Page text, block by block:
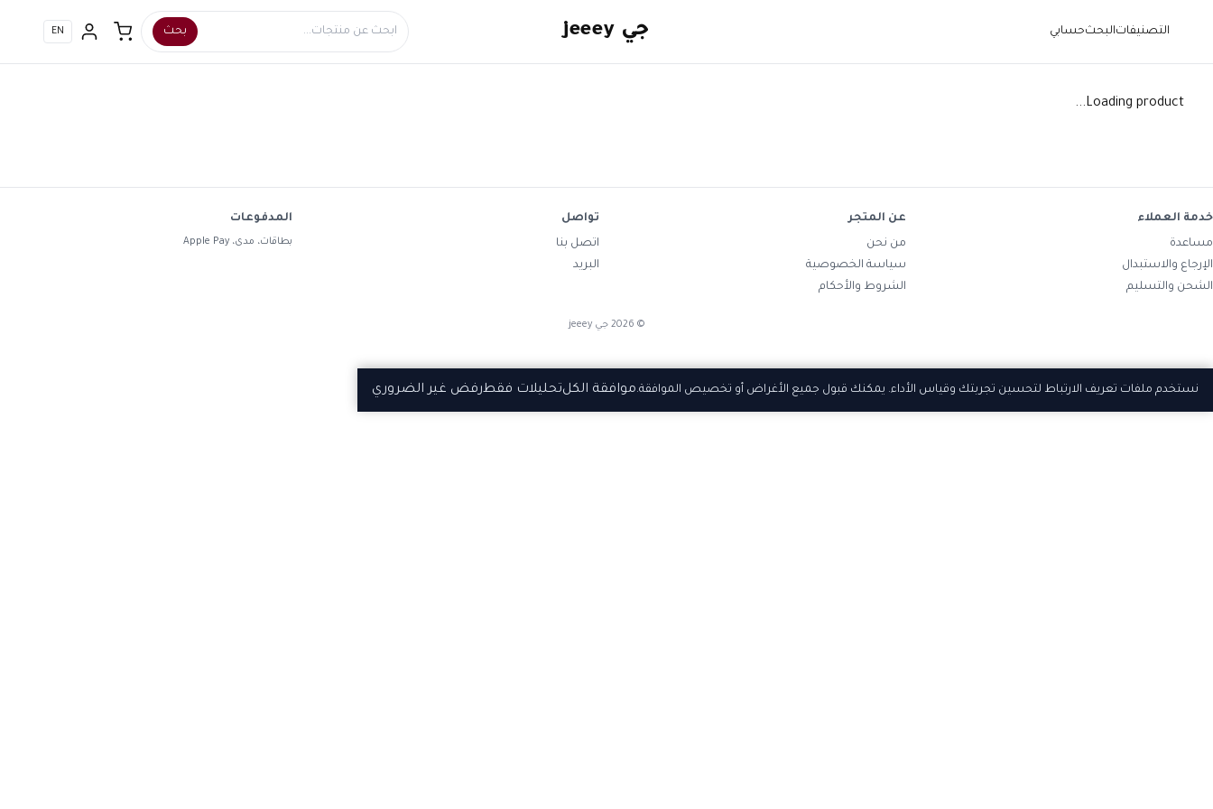
التصنيفاتالبحثحسابي جي jeeey بحث EN
Loading product...
خدمة العملاء
مساعدة
الإرجاع والاستبدال
الشحن والتسليم
عن المتجر
من نحن
سياسة الخصوصية
الشروط والأحكام
تواصل
اتصل بنا
البريد
المدفوعات
بطاقات، مدى، Apple Pay
©
2026 جي jeeey
نستخدم ملفات تعريف الارتباط لتحسين تجربتك وقياس الأداء. يمكنك قبول جميع الأغراض أو تخصيص الموافقة.موافقة الكلتحليلات فقطرفض غير الضروري